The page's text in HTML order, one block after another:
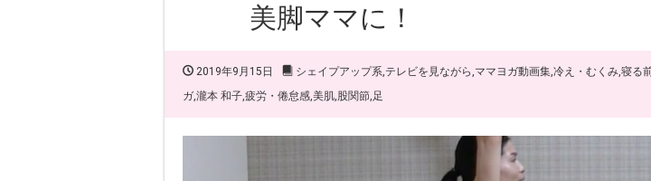
美脚ママに！
2019年9月15日 シェイプアップ系 テレビを見ながら ママヨガ動画集 冷え・むくみ 寝る
ガ 瀧本 和子 疲労・倦怠感 美肌 股関節 足